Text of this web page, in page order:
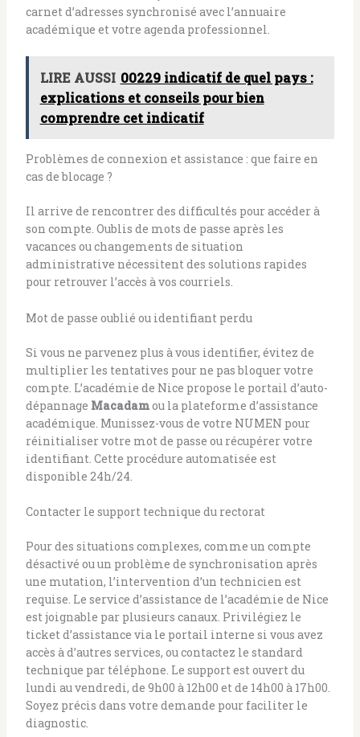
carnet d’adresses synchronisé avec l’annuaire
académique et votre agenda professionnel.
LIRE AUSSI 00229 indicatif de quel pays :
explications et conseils pour bien
comprendre cet indicatif
Problèmes de connexion et assistance : que faire en
cas de blocage ?
Il arrive de rencontrer des difficultés pour accéder à
son compte. Oublis de mots de passe après les
vacances ou changements de situation
administrative nécessitent des solutions rapides
pour retrouver l’accès à vos courriels.
Mot de passe oublié ou identifiant perdu
Si vous ne parvenez plus à vous identifier, évitez de
multiplier les tentatives pour ne pas bloquer votre
compte. L’académie de Nice propose le portail d’auto-
dépannage Macadamou la plateforme d’assistance
académique. Munissez-vous de votre NUMEN pour
réinitialiser votre mot de passe ou récupérer votre
identifiant. Cette procédure automatisée est
disponible 24h/24.
Contacter le support technique du rectorat
Pour des situations complexes, comme un compte
désactivé ou un problème de synchronisation après
une mutation, l’intervention d’un technicien est
requise. Le service d’assistance de l’académie de Nice
est joignable par plusieurs canaux. Privilégiez le
ticket d’assistance via le portail interne si vous avez
accès à d’autres services, ou contactez le standard
technique par téléphone. Le support est ouvert du
lundi au vendredi, de 9h00 à 12h00 et de 14h00 à 17h00.
Soyez précis dans votre demande pour faciliter le
diagnostic.